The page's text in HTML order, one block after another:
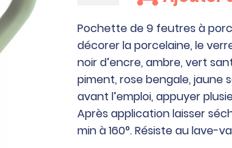
Pochette
de
9
feutres
à
porcelaine,
couleurs
assorties
Pochette de 9 feutres à
décorer la porcelaine, le
noir d’encre, ambre, vert
piment, rose bengale, jaune
avant l’emploi, appuyer
Après application laisser
min à 160°. Résiste au lave-